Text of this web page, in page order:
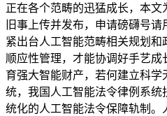
正在各个范畴的迅猛成长，本
旧事上传并发布，申请磅礴号
紧出台人工智能范畴相关规划
顺应性管理，才能协调好手艺
育强大智能财产，若何建立科
统，我国人工智能法令律例系
统化的人工智能法令保障轨制。